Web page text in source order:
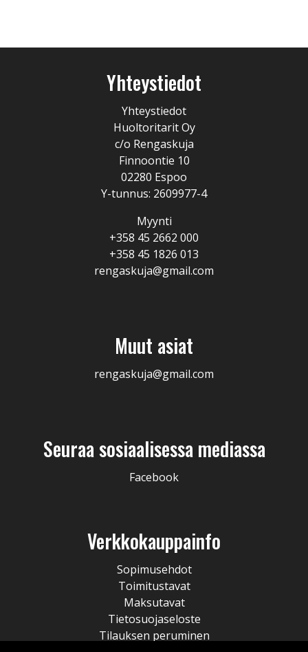
Yhteystiedot
Yhteystiedot
Huoltoritarit Oy
c/o Rengaskuja
Finnoontie 10
02280 Espoo
Y-tunnus: 2609977-4
Myynti
+358 45 2662 000
+358 45 1826 013
rengaskuja@gmail.com
Muut asiat
rengaskuja@gmail.com
Seuraa sosiaalisessa mediassa
Facebook
Verkkokauppainfo
Sopimusehdot
Toimitustavat
Maksutavat
Tietosuojaseloste
Tilauksen peruminen